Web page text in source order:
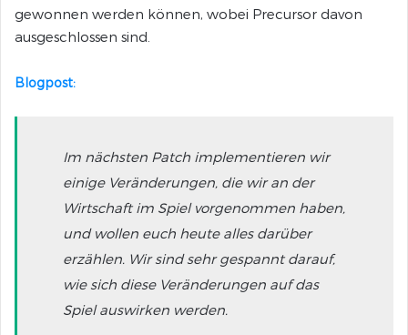
gewonnen werden können, wobei Precursor davon
ausgeschlossen sind.
Blogpost:
Im nächsten Patch implementieren wir
einige Veränderungen, die wir an der
Wirtschaft im Spiel vorgenommen haben,
und wollen euch heute alles darüber
erzählen. Wir sind sehr gespannt darauf,
wie sich diese Veränderungen auf das
Spiel auswirken werden.